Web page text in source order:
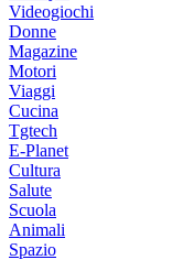
Videogiochi
Donne
Magazine
Motori
Viaggi
Cucina
Tgtech
E-Planet
Cultura
Salute
Scuola
Animali
Spazio